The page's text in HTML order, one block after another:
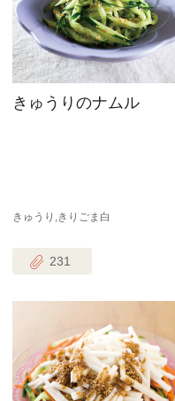
きゅうりのナムル
きゅうり,きりごま白
231